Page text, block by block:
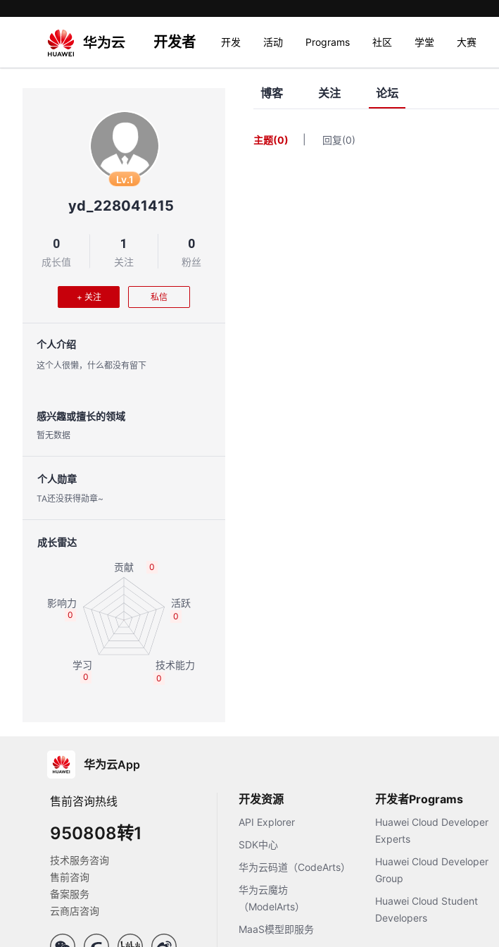
开发者 开发 活动 Programs 社区 学堂 大赛
Lv.1
yd_228041415
0
成长值
1
关注
0
粉丝
+ 关注 私信
个人介绍
这个人很懒，什么都没有留下
感兴趣或擅长的领域
暂无数据
个人勋章
TA还没获得勋章~
成长雷达
0
0
0
0
0
博客 关注 论坛
主题(0) 回复(0)
华为云App
售前咨询热线
950808转1
技术服务咨询
售前咨询
备案服务
云商店咨询
开发资源
API Explorer
SDK中心
华为云码道（CodeArts）
华为云魔坊
（ModelArts）
MaaS模型即服务
开发者Programs
Huawei Cloud Developer
Experts
Huawei Cloud Developer
Group
Huawei Cloud Student
Developers